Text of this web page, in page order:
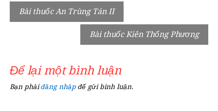
Điều
hướng
Bài thuốc An Trùng Tán II
Bài thuốc Kiên Thống Phương
Để lại một bình luận
Bạn phảiđăng nhập để gửi bình luận.